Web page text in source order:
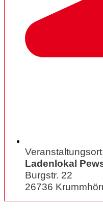
Ladenlokal
Burgstr. 22
26736